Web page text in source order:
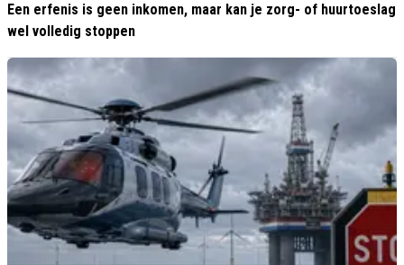
Een erfenis is geen inkomen, maar kan je zorg- of huurtoeslag
wel volledig stoppen